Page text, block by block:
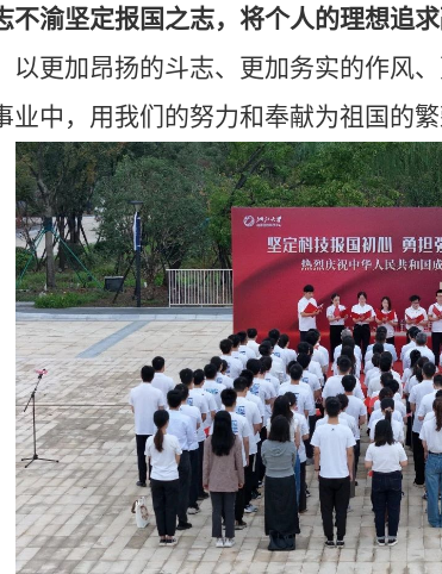
不渝坚定报国之志，将个人的理想追
以更加昂扬的斗志、更加务实的作风
业中，用我们的努力和奉献为祖国的繁